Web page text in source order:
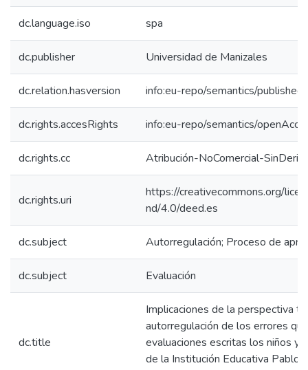
dc.language.iso spa
dc.publisher Universidad de Manizales
dc.relation.hasversion info:eu-repo/semantics/
dc.rights.accesRights info:eu-repo/semantics/
dc.rights.cc Atribución-NoComercial-
dc.rights.uri
https://creativecommons.org/
nd/4.0/deed.es
dc.subject Autorregulación; Proceso de
dc.subject Evaluación
dc.title
Implicaciones de la perspectiva
autorregulación de los errores
evaluaciones escritas los niños y
de la Institución Educativa Pablo